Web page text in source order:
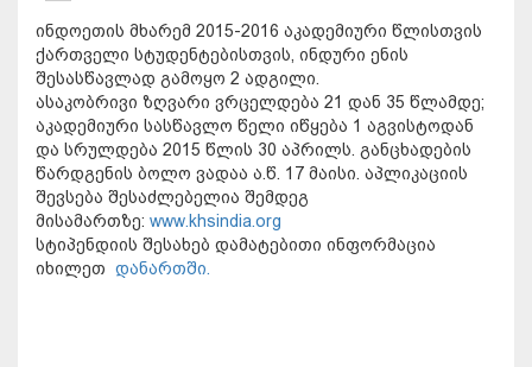
ინდოეთის მხარემ 2015-2016 აკადემიური წლისთვის
ქართველი სტუდენტებისთვის, ინდური ენის
შესასწავლად გამოყო 2 ადგილი.
ასაკობრივი ზღვარი ვრცელდება 21 დან 35 წლამდე;
აკადემიური სასწავლო წელი იწყება 1 აგვისტოდან
და სრულდება 2015 წლის 30 აპრილს. განცხადების
წარდგენის ბოლო ვადაა ა.წ. 17 მაისი. აპლიკაციის
შევსება შესაძლებელია შემდეგ
მისამართზე: www.khsindia.org
სტიპენდიის შესახებ დამატებითი ინფორმაცია
იხილეთ დანართში.